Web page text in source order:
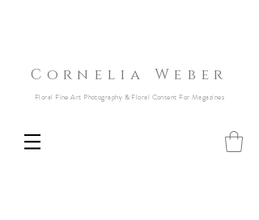
Cornelia Weber
Floral Fine Art Photography & Floral Content For Magazines